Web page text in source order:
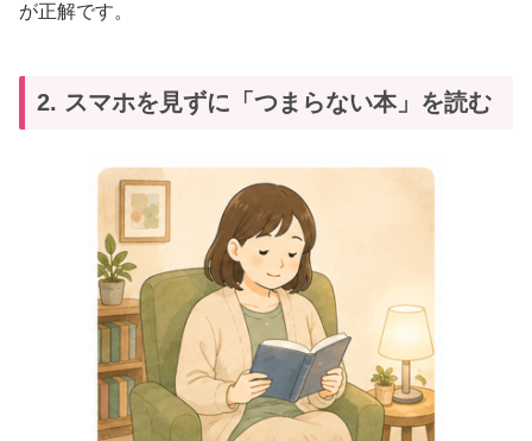
が正解です。
2. スマホを見ずに「つまらない本」を読む